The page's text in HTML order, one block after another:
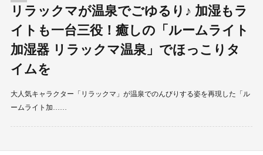
リラックマが温泉でごゆるり♪ 加湿もラ
イトも一台三役！癒しの「ルームライト
加湿器 リラックマ温泉」でほっこりタ
イムを
大人気キャラクター「リラックマ」が温泉でのんびりする姿を再現した「ル
ームライト加……